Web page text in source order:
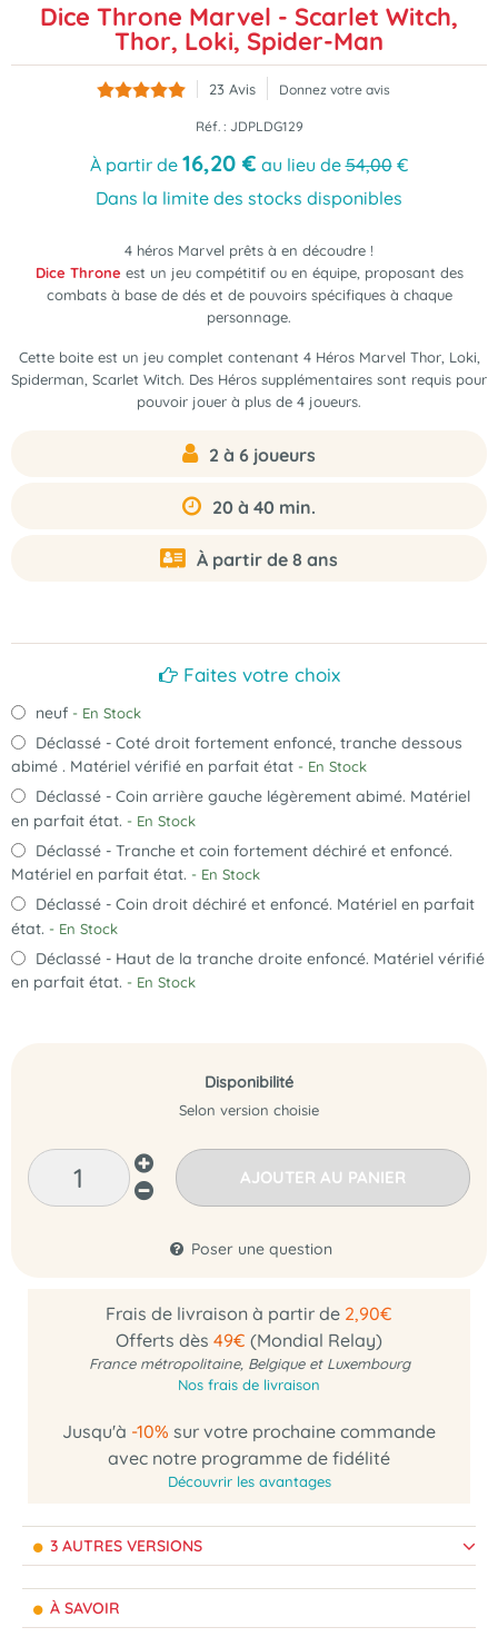
Dice Throne Marvel - Scarlet Witch,
Thor, Loki, Spider-Man
23 Avis Donnez votre avis
Réf. : JDPLDG129
À partir de 16,20 € au lieu de54,00€
Dans la limite des stocks disponibles
4 héros Marvel prêts à en découdre !
Dice Throne est un jeu compétitif ou en équipe, proposant des
combats à base de dés et de pouvoirs spécifiques à chaque
personnage.
Cette boite est un jeu complet contenant 4 Héros Marvel Thor, Loki,
Spiderman, Scarlet Witch. Des Héros supplémentaires sont requis pour
pouvoir jouer à plus de 4 joueurs.
2 à 6 joueurs
20 à 40 min.
À partir de 8 ans
Faites votre choix
neuf - En Stock
Déclassé - Coté droit fortement enfoncé, tranche dessous
abimé . Matériel vérifié en parfait état - En Stock
Déclassé - Coin arrière gauche légèrement abimé. Matériel
en parfait état. - En Stock
Déclassé - Tranche et coin fortement déchiré et enfoncé.
Matériel en parfait état. - En Stock
Déclassé - Coin droit déchiré et enfoncé. Matériel en parfait
état. - En Stock
Déclassé - Haut de la tranche droite enfoncé. Matériel vérifié
en parfait état. - En Stock
Disponibilité
Selon version choisie
AJOUTER AU PANIER
Poser une question
Frais de livraison à partir de 2,90€
Offerts dès 49€ (Mondial Relay)
France métropolitaine, Belgique et Luxembourg
Nos frais de livraison
Jusqu'à -10% sur votre prochaine commande
avec notre programme de fidélité
Découvrir les avantages
3 AUTRES VERSIONS
À SAVOIR